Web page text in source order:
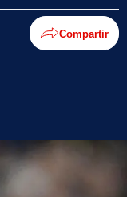
Compartir